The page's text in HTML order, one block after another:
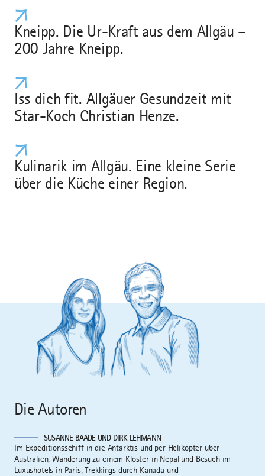
Kneipp. Die Ur-Kraft aus dem Allgäu –
200 Jahre Kneipp.
Iss dich fit. Allgäuer Gesundzeit mit
Star-Koch Christian Henze.
Kulinarik im Allgäu. Eine kleine Serie
über die Küche einer Region.
Die Autoren
SUSANNE BAADE UND DIRK LEHMANN
Im Expeditionsschiff in die Antarktis und per Helikopter über
Australien, Wanderung zu einem Kloster in Nepal und Besuch im
Luxushotels in Paris, Trekkings durch Kanada und